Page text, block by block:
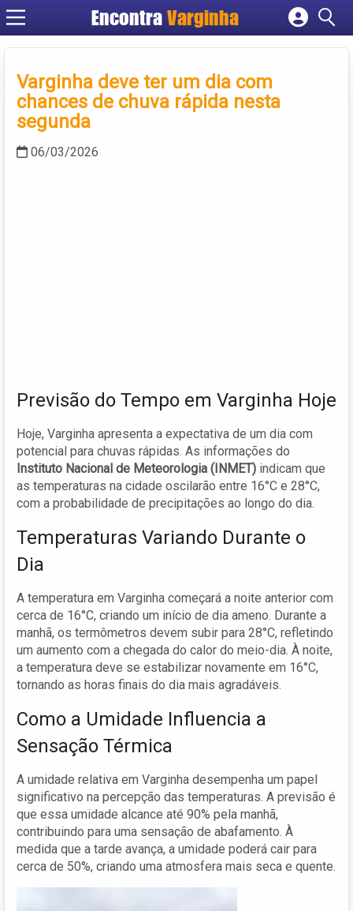
EncontraVarginha
Cadastrar empresa
Criar conta
Varginha deve ter um dia com
chances de chuva rápida nesta
segunda
06/03/2026
Previsão do Tempo em Varginha Hoje
Hoje, Varginha apresenta a expectativa de um dia com
potencial para chuvas rápidas. As informações do
Instituto Nacional de Meteorologia (INMET) indicam que
as temperaturas na cidade oscilarão entre 16°C e 28°C,
com a probabilidade de precipitações ao longo do dia.
Temperaturas Variando Durante o
Dia
A temperatura em Varginha começará a noite anterior com
cerca de 16°C, criando um início de dia ameno. Durante a
manhã, os termômetros devem subir para 28°C, refletindo
um aumento com a chegada do calor do meio-dia. À noite,
a temperatura deve se estabilizar novamente em 16°C,
tornando as horas finais do dia mais agradáveis.
Como a Umidade Influencia a
Sensação Térmica
A umidade relativa em Varginha desempenha um papel
significativo na percepção das temperaturas. A previsão é
que essa umidade alcance até 90% pela manhã,
contribuindo para uma sensação de abafamento. À
medida que a tarde avança, a umidade poderá cair para
cerca de 50%, criando uma atmosfera mais seca e quente.